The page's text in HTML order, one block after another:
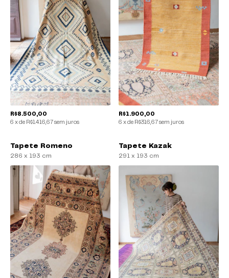
R$8.500,00
6 x de R$1.416,67 sem juros
R$1.900,00
6 x de R$316,67 sem juros
Tapete Romeno
286 x 193 cm
Tapete Kazak
291 x 193 cm